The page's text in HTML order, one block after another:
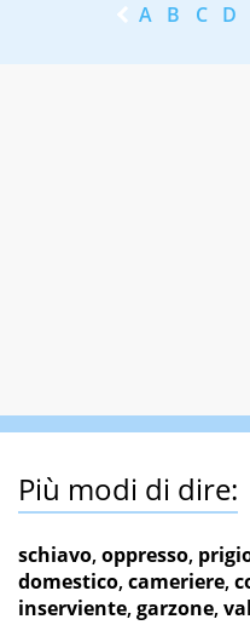
A B C D
Più modi di dire:
schiavo,oppresso,
domestico,cameriere,
inserviente,garzone,